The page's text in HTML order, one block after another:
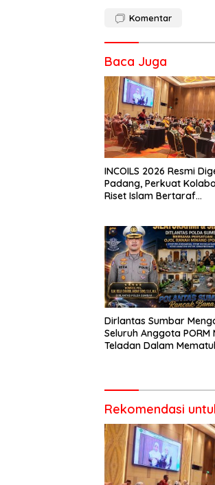
Komentar
Baca Juga
INCOILS 2026 Resmi
Padang, Perkuat
Riset Islam Bertaraf
Dirlantas Sumbar
Seluruh Anggota PORM
Teladan Dalam
Berkendara
Rekomendasi